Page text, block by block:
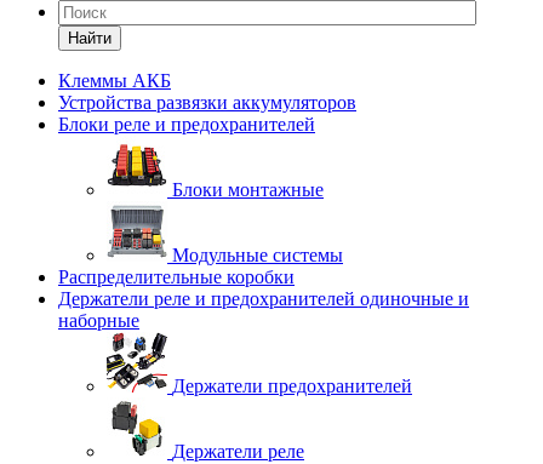
Найти
Клеммы АКБ
Устройства развязки аккумуляторов
Блоки реле и предохранителей
Блоки монтажные
Модульные системы
Распределительные коробки
Держатели реле и предохранителей одиночные и
наборные
Держатели предохранителей
Держатели реле